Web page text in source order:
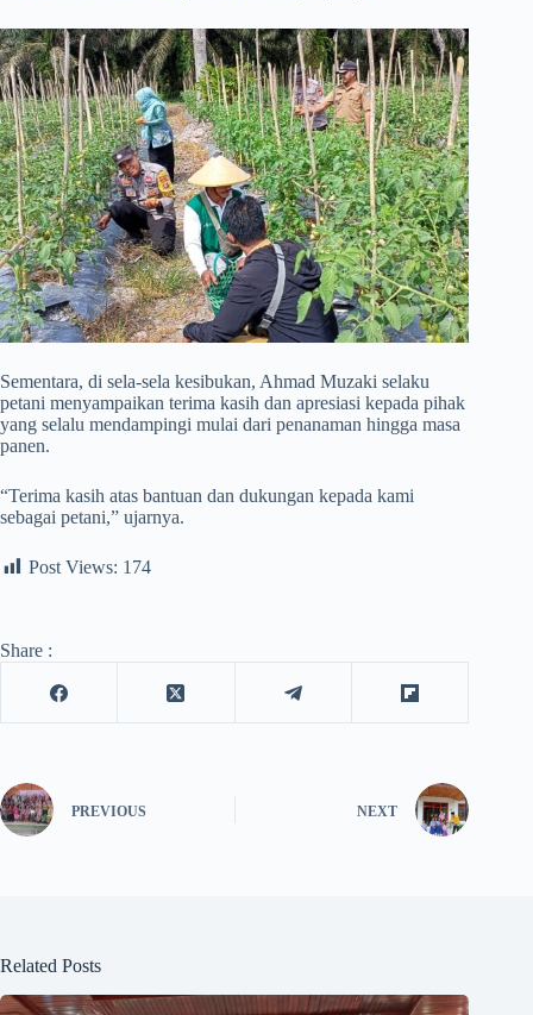
Sementara, di sela-sela kesibukan, Ahmad Muzaki selaku
petani menyampaikan terima kasih dan apresiasi kepada pihak
yang selalu mendampingi mulai dari penanaman hingga masa
panen.
“Terima kasih atas bantuan dan dukungan kepada kami
sebagai petani,” ujarnya.
Post Views: 174
Share :
PREVIOUS NEXT
Related Posts